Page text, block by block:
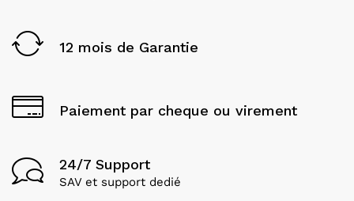
12 mois de Garantie
Paiement par cheque ou virement
24/7 Support
SAV et support dedié